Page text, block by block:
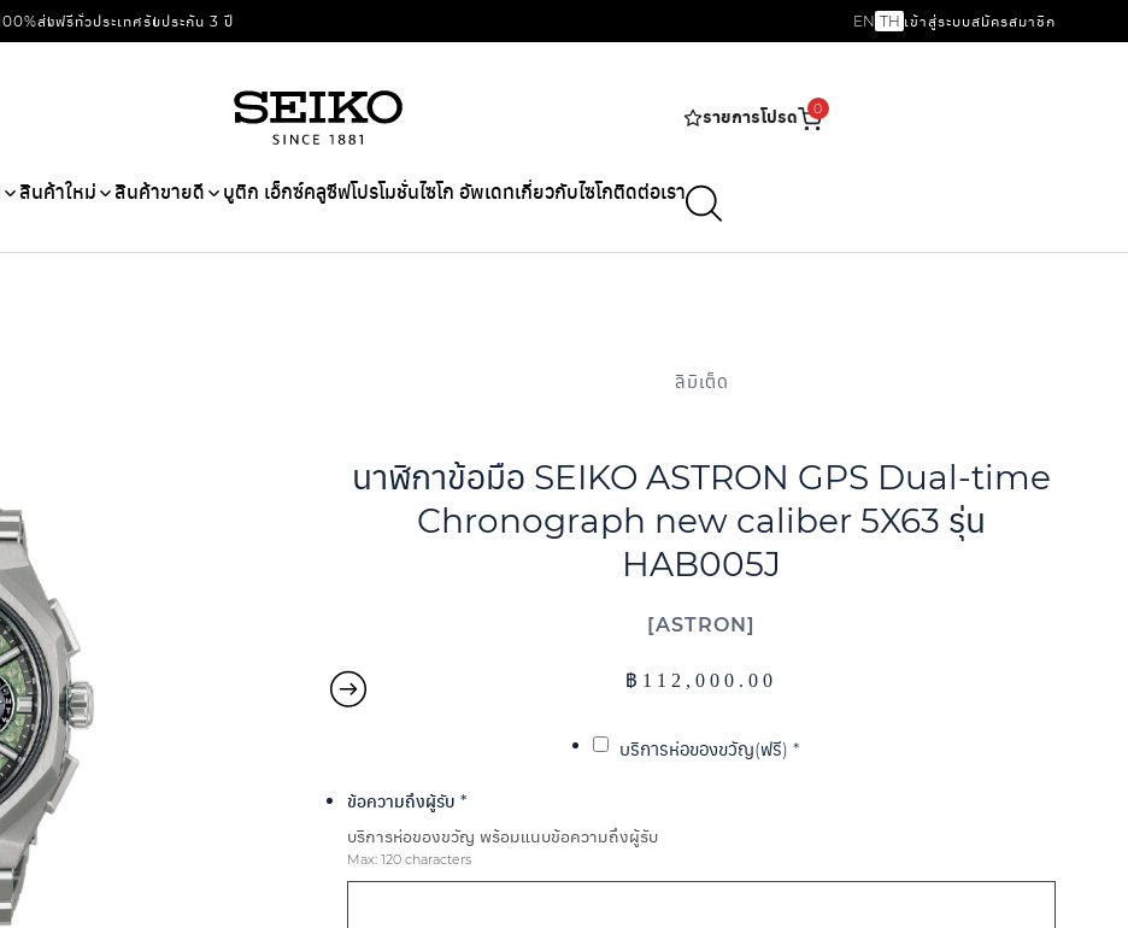
ส่งฟรีทั่วประเทศรับประกัน 3 ปี EN TH เข้าสู่ระบบสมัครสมาชิก
รายการโปรด 0
สินค้าใหม่ สินค้าขายดี บูติก เอ็กซ์คลูซีฟโปรโมชั่นไซโก อัพเดทเกี่ยวกับไซโกติดต่อเรา
นาฬิกาข้อมือ SEIKO ASTRON GPS Dual-time
Chronograph new caliber 5X63 รุ่น
HAB005J
฿ 112,000.00
ลิมิเต็ด
ASTRON
บริการห่อของขวัญ(ฟรี) *
ข้อความถึงผู้รับ *
บริการห่อของขวัญ พร้อมแนบข้อความถึงผู้รับ
Max: 120 characters